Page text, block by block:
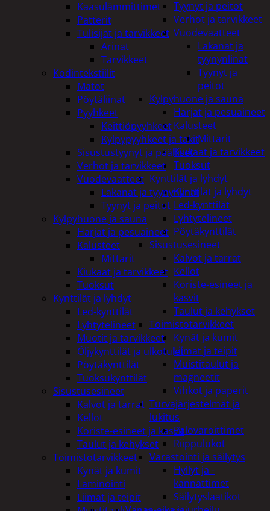
Tyynyt ja peitot
Verhot ja tarvikkeet
Vuodevaatteet
Lakanat ja
tyynynlinat
Tyynyt ja
peitot
Kylpyhuone ja sauna
Harjat ja pesuaineet
Kalusteet
Mittarit
Kiukaat ja tarvikkeet
Tuoksut
Kynttilät ja lyhdyt
Kynttilät ja lyhdyt
Led-kynttilät
Lyhtytelineet
Pöytäkynttilät
Sisustusesineet
Kalvot ja tarrat
Kellot
Koriste-esineet ja
kasvit
Taulut ja kehykset
Toimistotarvikkeet
Kynät ja kumit
Liimat ja teipit
Muistitaulut ja
magneetit
Vihkot ja paperit
Turvajärjestelmät ja
lukitus
Palovaroittimet
Riippulukot
Varastointi ja säilytys
Hyllyt ja -
kannattimet
Säilytyslaatikot
Kaasulämmittimet
Patterit
Tulisijat ja tarvikkeet
Arinat
Tarvikkeet
Kodintekstiilit
Matot
Pöytäliinat
Pyyhkeet
Keittiöpyyhkeet
Kylpypyyhkeet ja takit
Sisustustyynyt ja päälliset
Verhot ja tarvikkeet
Vuodevaatteet
Lakanat ja tyynynlinat
Tyynyt ja peitot
Kylpyhuone ja sauna
Harjat ja pesuaineet
Kalusteet
Mittarit
Kiukaat ja tarvikkeet
Tuoksut
Kynttilät ja lyhdyt
Led-kynttilät
Lyhtytelineet
Muotit ja tarvikkeet
Öljykynttilät ja ulkotulet
Pöytäkynttilät
Tuoksukynttilät
Sisustusesineet
Kalvot ja tarrat
Kellot
Koriste-esineet ja kasvit
Taulut ja kehykset
Toimistotarvikkeet
Kynät ja kumit
Laminointi
Liimat ja teipit